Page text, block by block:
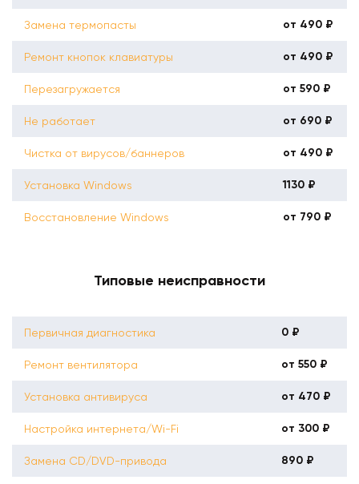
Замена термопасты от 490 ₽
Ремонт кнопок клавиатуры от 490 ₽
Перезагружается от 590 ₽
Не работает от 690 ₽
Чистка от вирусов/баннеров от 490 ₽
Установка Windows 1130 ₽
Восстановление Windows от 790 ₽
Типовые неисправности
Первичная диагностика 0 ₽
Ремонт вентилятора от 550 ₽
Установка антивируса от 470 ₽
Настройка интернета/Wi-Fi от 300 ₽
Замена CD/DVD-привода 890 ₽